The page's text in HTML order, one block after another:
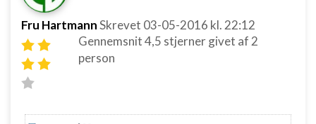
Fru HartmannSkrevet 03-05-2016 kl. 22:12
Gennemsnit4,5 stjerner givet af 2
person